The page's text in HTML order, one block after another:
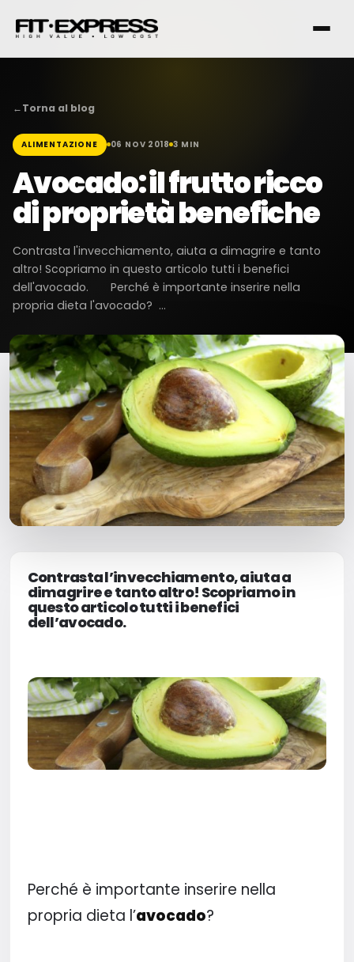
FRANCHISING
SERVIZI
I NOSTRI CLUB
CONTATTI
Milano Missaglia
Lido di Camaiore
←Torna al blog
ALIMENTAZIONE 06 NOV 2018 3 MIN
Avocado: il frutto ricco
di proprietà benefiche
Contrasta l'invecchiamento, aiuta a dimagrire e tanto
altro! Scopriamo in questo articolo tutti i benefici
dell'avocado. Perché è importante inserire nella
propria dieta l'avocado? ...
Contrasta l’invecchiamento, aiuta a
dimagrire e tanto altro! Scopriamo in
questo articolo tutti i benefici
dell’avocado.
Perché è importante inserire nella
propria dieta l’avocado?